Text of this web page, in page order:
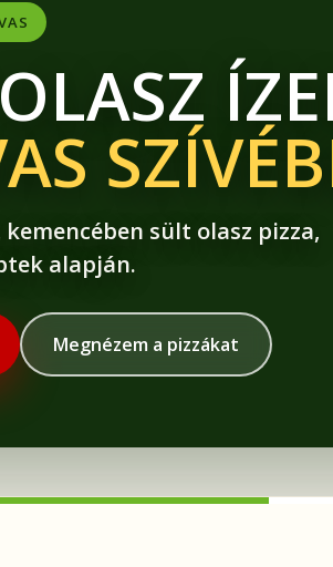
sült olasz pizza,
alapján.
Megnézem a pizzákat